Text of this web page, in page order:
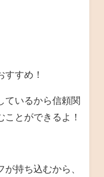
すめ！
ているから信頼関
とができるよ！
持ち込むから、